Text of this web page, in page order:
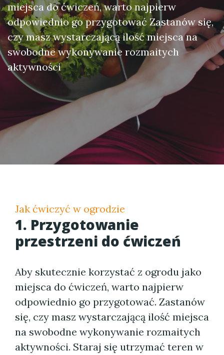
miejsca do ćwiczeń, warto najpierw
odpowiednio go przygotować Zastanów się,
czy masz wystarczającą ilość miejsca na
swobodne wykonywanie rozmaitych
aktywności
Jak ćwiczyć w ogrodzie
1. Przygotowanie
przestrzeni do ćwiczeń
Aby skutecznie korzystać z ogrodu jako
miejsca do ćwiczeń, warto najpierw
odpowiednio go przygotować. Zastanów
się, czy masz wystarczającą ilość miejsca
na swobodne wykonywanie rozmaitych
aktywności. Staraj się utrzymać teren w